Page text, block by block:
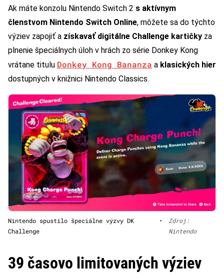
Ak máte konzolu Nintendo Switch 2 s aktívnym
členstvom Nintendo Switch Online, môžete sa do týchto
výziev zapojiť a získavať digitálne Challenge kartičky za
plnenie špeciálnych úloh v hrách zo série Donkey Kong
vrátane titulu Donkey Kong Bananza a klasických hier
dostupných v knižnici Nintendo Classics.
Nintendo spustilo špeciálne výzvy DK
Challenge
•
Zdroj:
Nintendo
39 časovo limitovaných výziev